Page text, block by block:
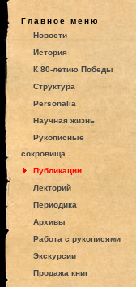
Главное меню
Новости
История
К 80-летию Победы
Структура
Personalia
Научная жизнь
Рукописные
сокровища
Публикации
Лекторий
Периодика
Архивы
Работа с рукописями
Экскурсии
Продажа книг